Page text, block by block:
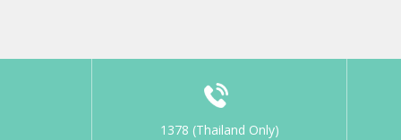
1378 (Thailand Only)